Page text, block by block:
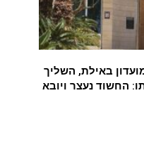
באילת, השליך
החשוד נעצר ויובא